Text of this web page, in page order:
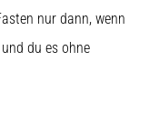
nur dann, wenn
du es ohne